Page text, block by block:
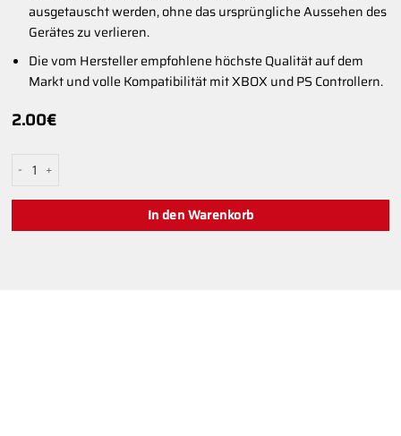
ausgetauscht werden, ohne das ursprüngliche Aussehen des
Gerätes zu verlieren.
Die vom Hersteller empfohlene höchste Qualität auf dem
Markt und volle Kompatibilität mit XBOX und PS Controllern.
2.00€
Hoher weißer Aimstick von XONE Menge
In den Warenkorb